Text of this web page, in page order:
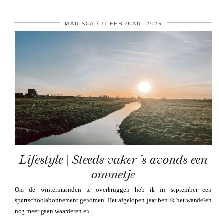
MARISCA 11 FEBRUARI 2025
Lifestyle | Steeds vaker ’s avonds een
ommetje
Om de wintermaanden te overbruggen heb ik in september een
sportschoolabonnement genomen. Het afgelopen jaar ben ik het wandelen
nog meer gaan waarderen en …